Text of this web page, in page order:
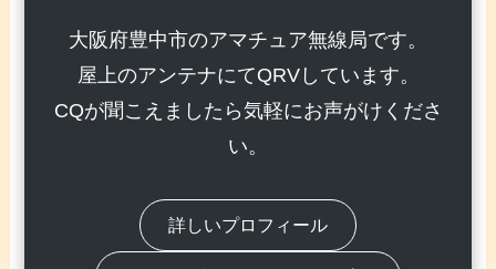
大阪府豊中市のアマチュア無線局です。
屋上のアンテナにてQRVしています。
CQが聞こえましたら気軽にお声がけくださ
い。
詳しいプロフィール